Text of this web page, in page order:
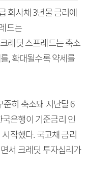
회사채 3년물 금리에
드는
레딧 스프레드는 축소
, 확대될수록 약세를
히 축소돼 지난달 6
은행이 기준금리 인
작했다. 국고채 금리
서 크레딧 투자심리가